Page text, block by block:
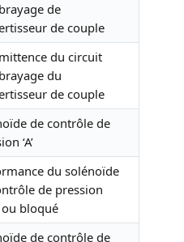
de
de couple
du circuit
du
de couple
de contrôle de
‘A’
du solénoïde
de pression
ou bloqué
de contrôle de